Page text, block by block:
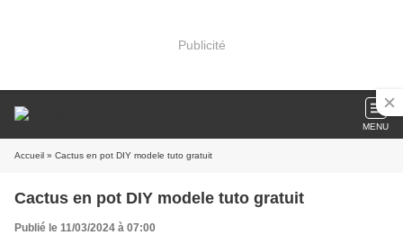
Publicité
MENU
Accueil » Cactus en pot DIY modele tuto gratuit
Cactus en pot DIY modele tuto gratuit
Publié le 11/03/2024 à 07:00